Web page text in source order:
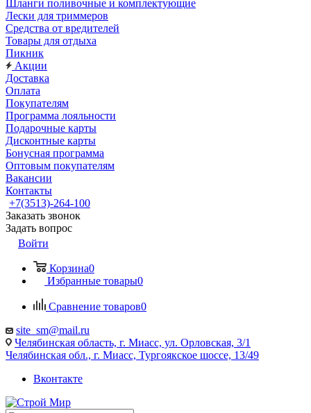
Шланги поливочные и комплектующие
Лески для триммеров
Средства от вредителей
Товары для отдыха
Пикник
Акции
Доставка
Оплата
Покупателям
Программа лояльности
Подарочные карты
Дисконтные карты
Бонусная программа
Оптовым покупателям
Вакансии
Контакты
+7(3513)-264-100
Заказать звонок
Задать вопрос
Войти
Корзина0
Избранные товары0
Сравнение товаров0
site_sm@mail.ru
Челябинская область, г. Миасс, ул. Орловская, 3/1
Челябинская обл., г. Миасс, Тургоякское шоссе, 13/49
Вконтакте